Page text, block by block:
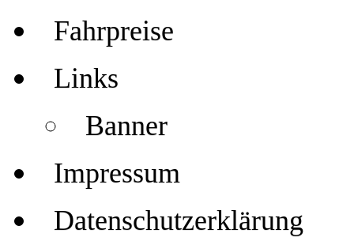
Fahrpreise
Links
Banner
Impressum
Datenschutzerklärung